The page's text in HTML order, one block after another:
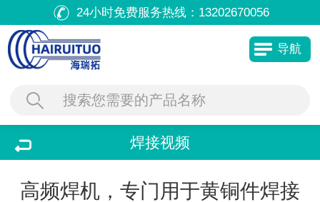
24小时免费服务热线： 13202670056
导航
焊接视频
高频焊机，专门用于黄铜件焊接